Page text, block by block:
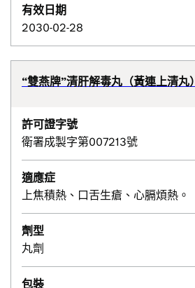
有效日期
2030-02-28
“雙燕牌”清肝解毒丸（黃連上清丸）
許可證字號
衛署成製字第007213號
適應症
上焦積熱、口舌生瘡、心膈煩熱。
劑型
丸劑
包裝